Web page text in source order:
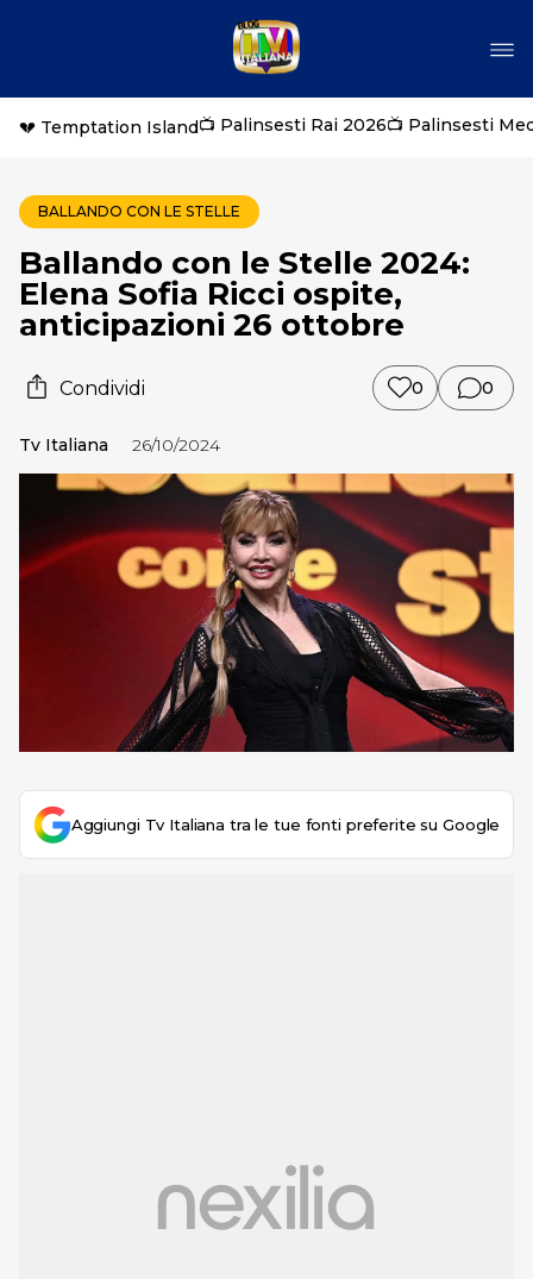
💔 Temptation Island📺 Palinsesti Rai 2026📺 Palinsesti
BALLANDO CON LE STELLE
Ballando con le Stelle 2024:
Elena Sofia Ricci ospite,
anticipazioni 26 ottobre
Condividi 0 0
Tv Italiana 26/10/2024
Aggiungi Tv Italiana tra le tue fonti preferite su Google